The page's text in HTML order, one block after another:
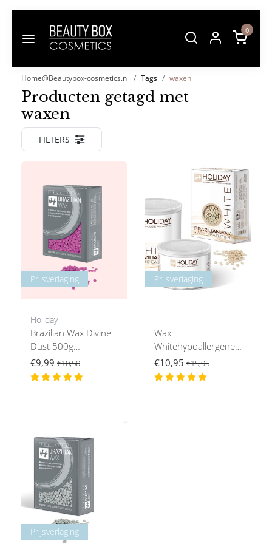
0
Home@Beautybox-cosmetics.nl Tags waxen
Producten getagd met
waxen
FILTERS
Prijsverlaging
Holiday
Brazilian Wax Divine
Dust 500g
Hypoallergeen
€9,99 €10,50
Prijsverlaging
Wax
Whitehypoallergene
Filmwax
€10,95 €15,95
Prijsverlaging